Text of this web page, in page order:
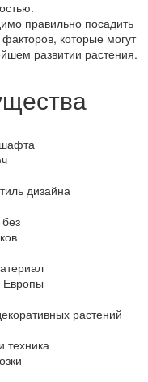
правильно посадить
которые могут
развитии растения.
дизайна
Европы
растений
техника